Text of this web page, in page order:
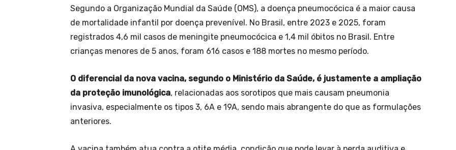
Segundo a Organização Mundial da Saúde (OMS), a doença pneumocócica é a maior causa
de mortalidade infantil por doença prevenível. No Brasil, entre 2023 e 2025, foram
registrados 4,6 mil casos de meningite pneumocócica e 1,4 mil óbitos no Brasil. Entre
crianças menores de 5 anos, foram 616 casos e 188 mortes no mesmo período.
O diferencial da nova vacina, segundo o Ministério da Saúde, é justamente a ampliação
da proteção imunológica, relacionadas aos sorotipos que mais causam pneumonia
invasiva, especialmente os tipos 3, 6A e 19A, sendo mais abrangente do que as formulações
anteriores.